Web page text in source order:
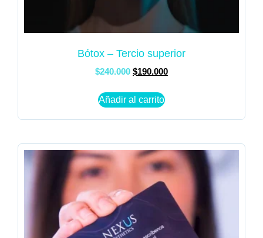
Bótox – Tercio superior
$240.000 $190.000
Añadir al carrito